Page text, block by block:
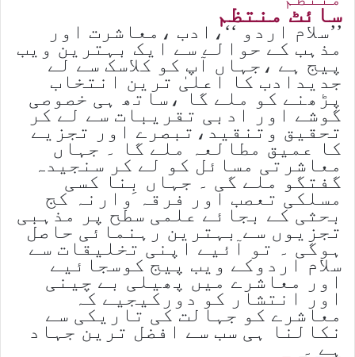
سائٹ منتظم
’’سلام اردو ‘‘،ادب ،معاشرت اور
مذہب کے حوالے سے ایک بہترین ویب
پیج ہے ،جہاں آپ کو کلاسک سے لے
جدیدادب کا اعلیٰ ترین انتخاب
پڑھنے کو ملے گا ،ساتھ ہی خصوصی
گوشے اور ادبی تقریبات سے لے کر
تحقیق وتنقید،تبصرے اور تجزیے
کا عمیق مطالعہ ملے گا ۔ جہاں
معاشرتی مسائل کو لے کر سنجیدہ
گفتگو ملے گی ۔ جہاں بِنا کسی
مسلکی تعصب اور فرقہ وارنہ کج
بحثی کے بجائے علمی سطح پر مذہبی
تجزیوں سے بہترین رہنمائی حاصل
ہوگی ۔ تو آئیے اپنی تخلیقات سے
سلام اردوکے ویب پیج کوسجائیے
اور معاشرے میں پھیلی بے چینی
اور انتشار کو دورکیجیے کہ
معاشرے کو جہالت کی تاریکی سے
نکالنا ہی سب سے افضل ترین جہاد
ہے ۔